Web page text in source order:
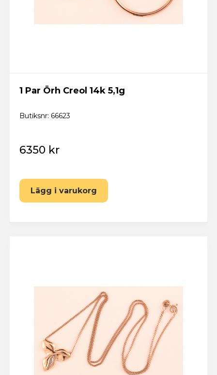
Jag accepterar
Eskilstuna Pantbanks
allmänna villkor och hantering av
personuppgifter
1 Par Örh Creol 14k 5,1g
Butiksnr: 66623
6350 kr
Lägg i varukorg